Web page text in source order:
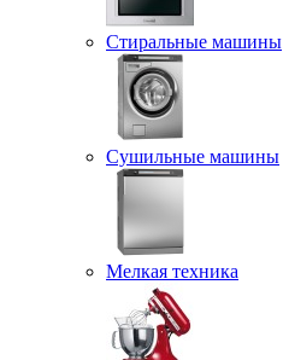
Стиральные машины
Сушильные машины
Мелкая техника